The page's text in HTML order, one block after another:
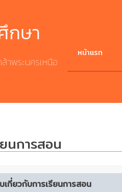
กษา
าพระนครเหนือ
หน้าแรก
นการสอน
เกี่ยวกับการเรียนการสอน